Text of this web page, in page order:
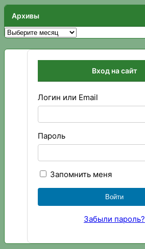
Архивы
Архивы
Вход на сайт
Логин или Email
Пароль
Запомнить меня
Забыли пароль?